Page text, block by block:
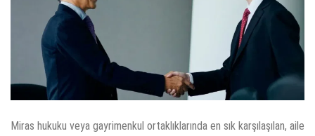
Miras hukuku veya gayrimenkul ortaklıklarında en sık karşılaşılan, aile